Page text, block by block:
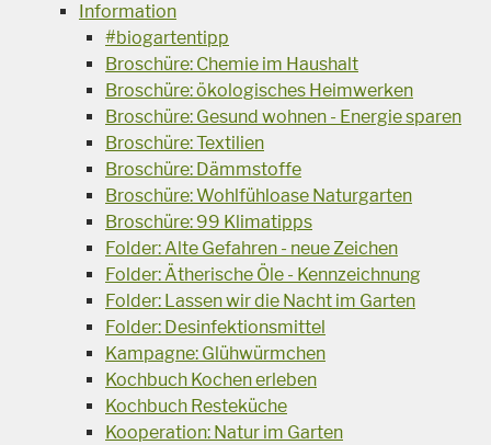
Information
#biogartentipp
Broschüre: Chemie im Haushalt
Broschüre: ökologisches Heimwerken
Broschüre: Gesund wohnen - Energie sparen
Broschüre: Textilien
Broschüre: Dämmstoffe
Broschüre: Wohlfühloase Naturgarten
Broschüre: 99 Klimatipps
Folder: Alte Gefahren - neue Zeichen
Folder: Ätherische Öle - Kennzeichnung
Folder: Lassen wir die Nacht im Garten
Folder: Desinfektionsmittel
Kampagne: Glühwürmchen
Kochbuch Kochen erleben
Kochbuch Resteküche
Kooperation: Natur im Garten